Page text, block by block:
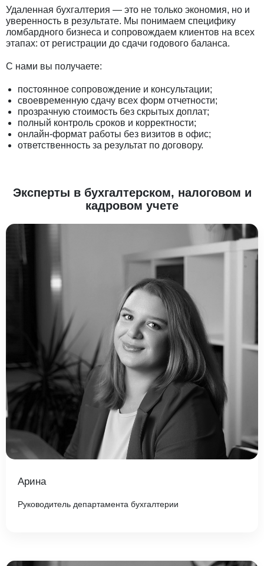
Удаленная бухгалтерия — это не только экономия, но и
уверенность в результате. Мы понимаем специфику
ломбардного бизнеса и сопровождаем клиентов на всех
этапах: от регистрации до сдачи годового баланса.
С нами вы получаете:
постоянное сопровождение и консультации;
своевременную сдачу всех форм отчетности;
прозрачную стоимость без скрытых доплат;
полный контроль сроков и корректности;
онлайн-формат работы без визитов в офис;
ответственность за результат по договору.
Эксперты в бухгалтерском, налоговом и
кадровом учете
Арина
Руководитель департамента бухгалтерии